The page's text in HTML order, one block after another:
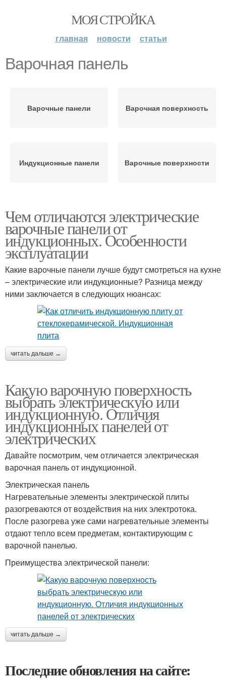
МОЯ СТРОЙКА
главная новости статьи
Варочная панель
Варочные панели Варочная поверхность
Индукционные панели Варочные поверхности
Чем отличаются электрические
варочные панели от
индукционных. Особенности
эксплуатации
Какие варочные панели лучше будут смотреться на кухне
– электрические или индукционные? Разница между
ними заключается в следующих нюансах:
читать дальше →
Какую варочную поверхность
выбрать электрическую или
индукционную. Отличия
индукционных панелей от
электрических
Давайте посмотрим, чем отличается электрическая
варочная панель от индукционной.
Электрическая панель
Нагревательные элементы электрической плиты
разогреваются от воздействия на них электротока.
После разогрева уже сами нагревательные элементы
отдают тепло всем предметам, контактирующим с
варочной панелью.
Преимущества электрической панели:
читать дальше →
Последние обновления на сайте: